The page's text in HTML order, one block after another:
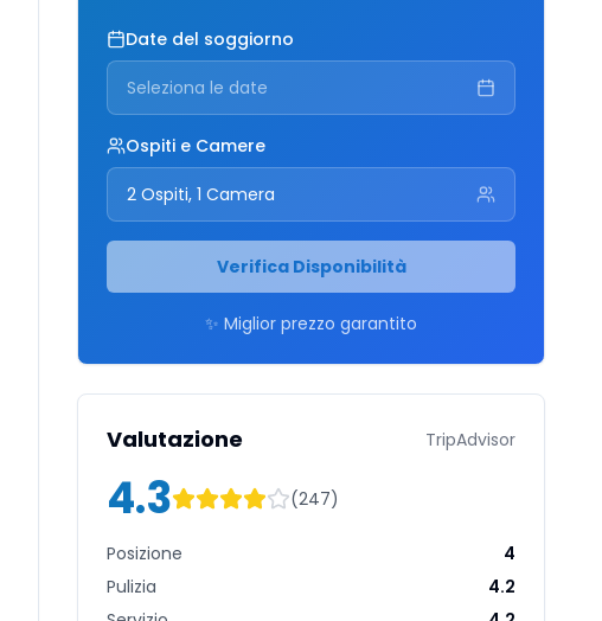
Date del soggiorno
Seleziona le date
Ospiti e Camere
2 Ospiti, 1 Camera
Verifica Disponibilità
✨ Miglior prezzo garantito
Valutazione TripAdvisor
4.3 (247)
Posizione
4
Pulizia
4.2